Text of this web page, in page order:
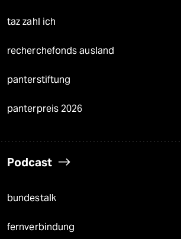
taz zahl ich
recherchefonds ausland
panterstiftung
panterpreis 2026
Podcast
bundestalk
fernverbindung